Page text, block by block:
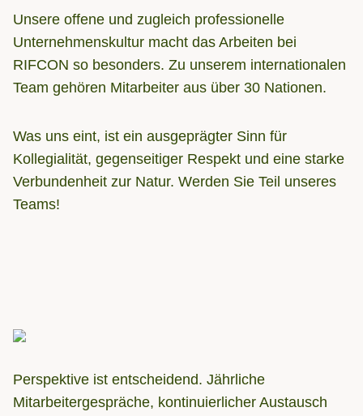
Unsere offene und zugleich professionelle
Unternehmenskultur macht das Arbeiten bei
RIFCON so besonders. Zu unserem internationalen
Team gehören Mitarbeiter aus über 30 Nationen.
Was uns eint, ist ein ausgeprägter Sinn für
Kollegialität, gegenseitiger Respekt und eine starke
Verbundenheit zur Natur. Werden Sie Teil unseres
Teams!
Perspektive ist entscheidend. Jährliche
Mitarbeitergespräche, kontinuierlicher Austausch